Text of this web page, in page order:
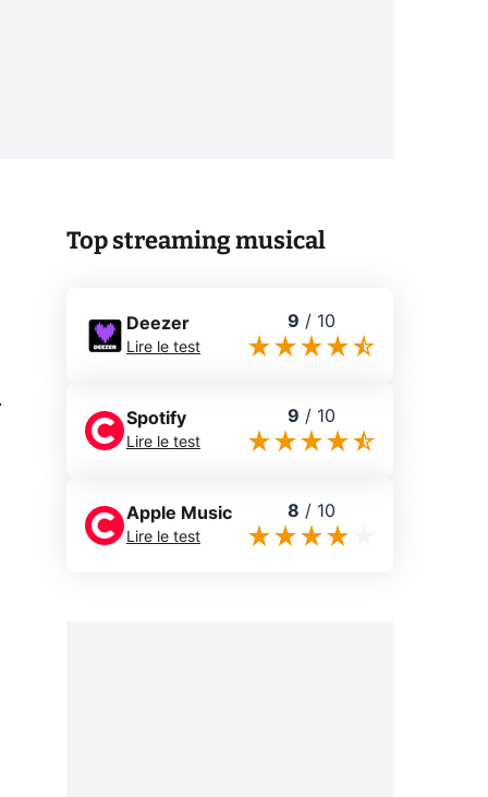
Top streaming musical
Deezer
Lire le test
9 / 10
Spotify
Lire le test
9 / 10
Apple Music
Lire le test
8 / 10